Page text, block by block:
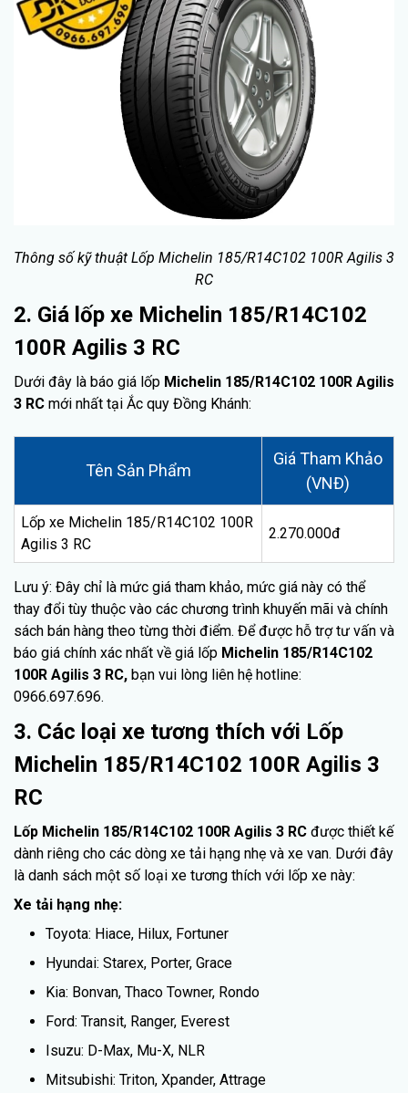
Thông số kỹ thuật Lốp Michelin 185/R14C102 100R Agilis 3
RC
2. Giá lốp xe Michelin 185/R14C102
100R Agilis 3 RC
Dưới đây là báo giá lốp Michelin 185/R14C102 100R Agilis
3 RC mới nhất tại Ắc quy Đồng Khánh:
Tên Sản Phẩm
Giá Tham Khảo
(VNĐ)
Lốp xe Michelin 185/R14C102 100R
Agilis 3 RC
2.270.000đ
Lưu ý: Đây chỉ là mức giá tham khảo, mức giá này có thể
thay đổi tùy thuộc vào các chương trình khuyến mãi và chính
sách bán hàng theo từng thời điểm. Để được hỗ trợ tư vấn và
báo giá chính xác nhất về giá lốp Michelin 185/R14C102
100R Agilis 3 RC, bạn vui lòng liên hệ hotline:
0966.697.696.
3. Các loại xe tương thích với Lốp
Michelin 185/R14C102 100R Agilis 3
RC
Lốp Michelin 185/R14C102 100R Agilis 3 RC được thiết kế
dành riêng cho các dòng xe tải hạng nhẹ và xe van. Dưới đây
là danh sách một số loại xe tương thích với lốp xe này:
Xe tải hạng nhẹ:
Toyota: Hiace, Hilux, Fortuner
Hyundai: Starex, Porter, Grace
Kia: Bonvan, Thaco Towner, Rondo
Ford: Transit, Ranger, Everest
Isuzu: D-Max, Mu-X, NLR
Mitsubishi: Triton, Xpander, Attrage